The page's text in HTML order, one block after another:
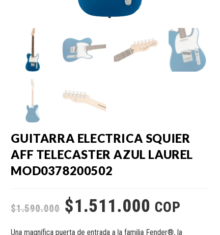
GUITARRA ELECTRICA SQUIER
AFF TELECASTER AZUL LAUREL
MOD0378200502
$1.590.000 $1.511.000 COP
Una magnífica puerta de entrada a la familia Fender®, la